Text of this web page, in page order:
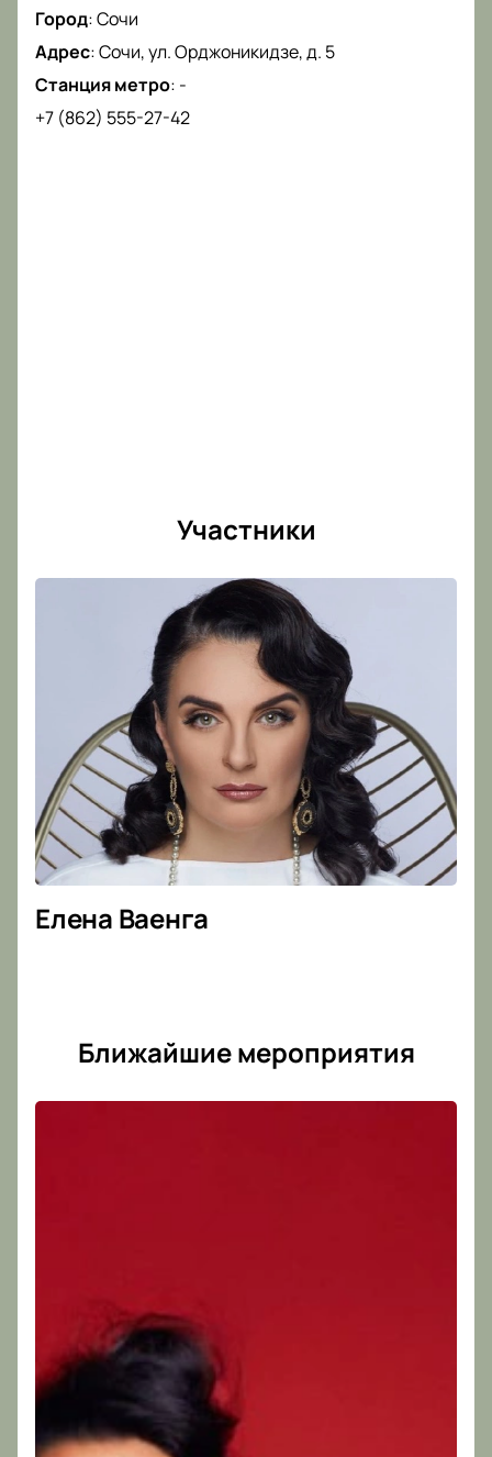
Город:Сочи
Адрес:Сочи, ул. Орджоникидзе, д. 5
Станция метро: -
+7 (862) 555-27-42
Участники
Елена Ваенга
Ближайшие мероприятия